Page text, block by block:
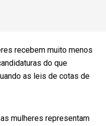
recebem muito menos
do que
as leis de cotas de
mulheres representam